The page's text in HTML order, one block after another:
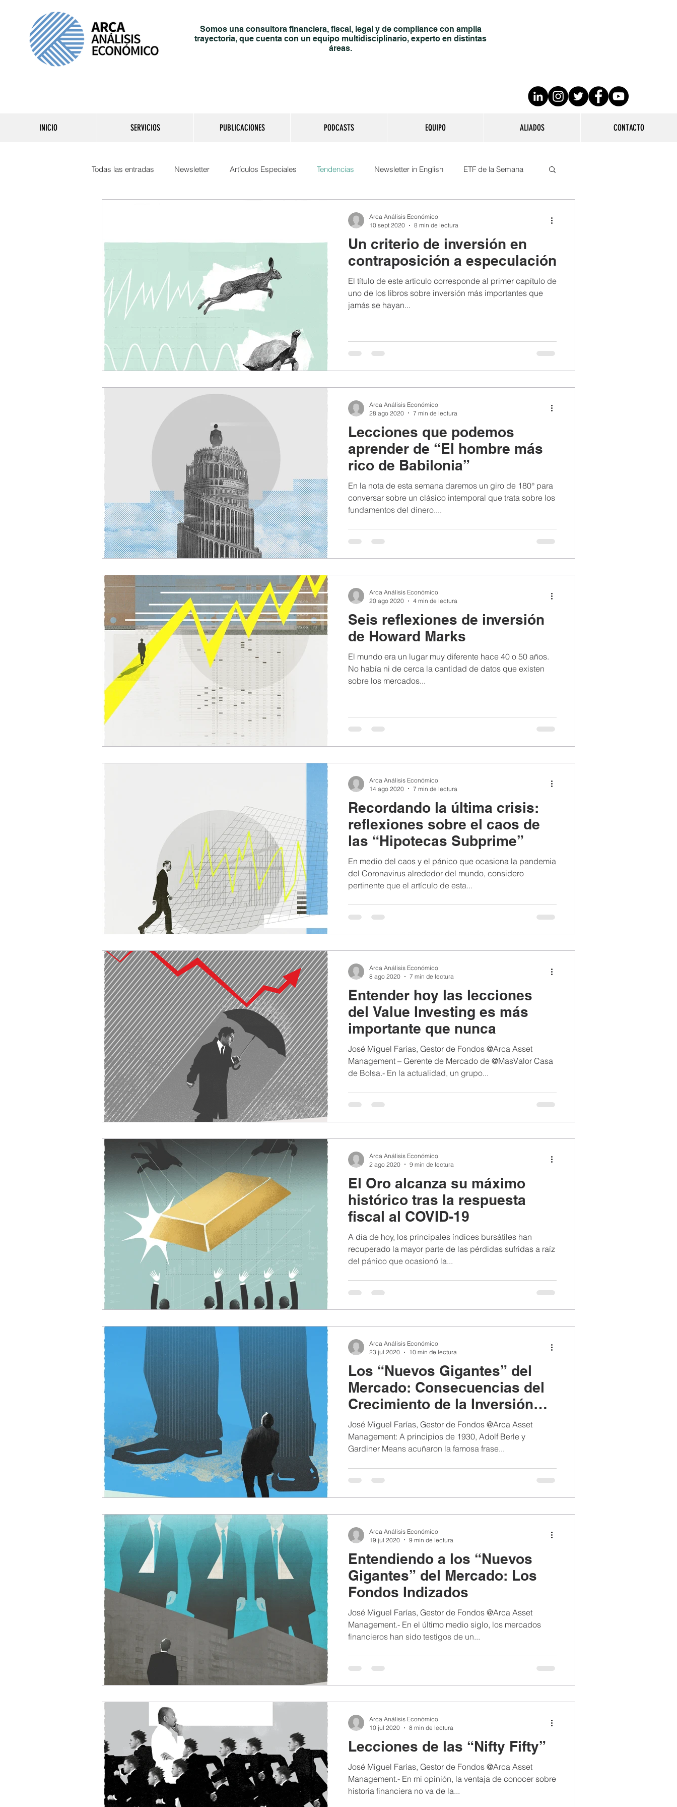
Somos una consultora financiera, fiscal, legal y de compliance con amplia
trayectoria, que cuenta con un equipo multidisciplinario, experto en distintas
áreas.
INICIO SERVICIOS PUBLICACIONES PODCASTS EQUIPO ALIADOS CONTACTO
Todas las entradas Newsletter Artículos Especiales Tendencias Newsletter in English ETF de la Semana
Un criterio de inversión en
contraposición a especulación
El título de este articulo corresponde al primer capítulo de
uno de los libros sobre inversión más importantes que
jamás se hayan...
Arca Análisis Económico
10 sept 2020
8 min de lectura
Lecciones que podemos
aprender de “El hombre más
rico de Babilonia”
En la nota de esta semana daremos un giro de 180° para
conversar sobre un clásico intemporal que trata sobre los
fundamentos del dinero....
Arca Análisis Económico
28 ago 2020
7 min de lectura
Seis reflexiones de inversión
de Howard Marks
El mundo era un lugar muy diferente hace 40 o 50 años.
No había ni de cerca la cantidad de datos que existen
sobre los mercados...
Arca Análisis Económico
20 ago 2020
4 min de lectura
Recordando la última crisis:
reflexiones sobre el caos de
las “Hipotecas Subprime”
En medio del caos y el pánico que ocasiona la pandemia
del Coronavirus alrededor del mundo, considero
pertinente que el artículo de esta...
Arca Análisis Económico
14 ago 2020
7 min de lectura
Entender hoy las lecciones
del Value Investing es más
importante que nunca
José Miguel Farías, Gestor de Fondos @Arca Asset
Management – Gerente de Mercado de @MasValor Casa
de Bolsa.- En la actualidad, un grupo...
Arca Análisis Económico
8 ago 2020
7 min de lectura
El Oro alcanza su máximo
histórico tras la respuesta
fiscal al COVID-19
A día de hoy, los principales índices bursátiles han
recuperado la mayor parte de las pérdidas sufridas a raíz
del pánico que ocasionó la...
Arca Análisis Económico
2 ago 2020
9 min de lectura
Los “Nuevos Gigantes” del
Mercado: Consecuencias del
Crecimiento de la Inversión
Pasiva
José Miguel Farías, Gestor de Fondos @Arca Asset
Management: A principios de 1930, Adolf Berle y
Gardiner Means acuñaron la famosa frase...
Arca Análisis Económico
23 jul 2020
10 min de lectura
Entendiendo a los “Nuevos
Gigantes” del Mercado: Los
Fondos Indizados
José Miguel Farías, Gestor de Fondos @Arca Asset
Management.- En el último medio siglo, los mercados
financieros han sido testigos de un...
Arca Análisis Económico
19 jul 2020
9 min de lectura
Lecciones de las “Nifty Fifty”
José Miguel Farías, Gestor de Fondos @Arca Asset
Management.- En mi opinión, la ventaja de conocer sobre
historia financiera no va de la...
Arca Análisis Económico
10 jul 2020
8 min de lectura